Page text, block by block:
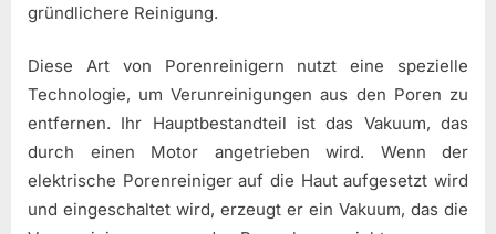
gründlichere Reinigung.
Diese Art von Porenreinigern nutzt eine spezielle
Technologie, um Verunreinigungen aus den Poren zu
entfernen. Ihr Hauptbestandteil ist das Vakuum, das
durch einen Motor angetrieben wird. Wenn der
elektrische Porenreiniger auf die Haut aufgesetzt wird
und eingeschaltet wird, erzeugt er ein Vakuum, das die